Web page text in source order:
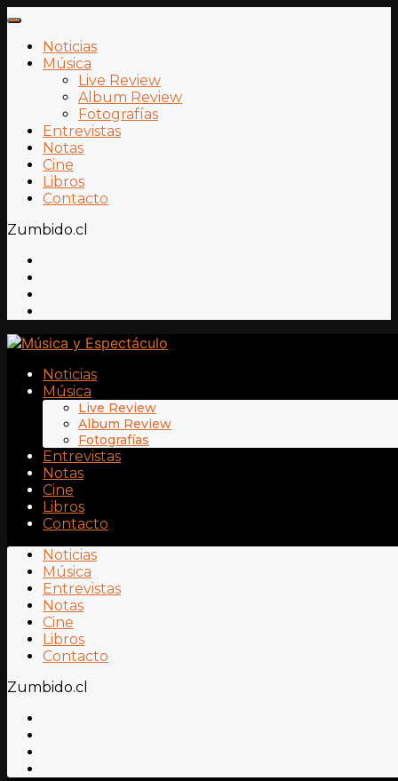
Noticias
Música
Live Review
Album Review
Fotografías
Entrevistas
Notas
Cine
Libros
Contacto
Zumbido.cl
Noticias
Música
Live Review
Album Review
Fotografías
Entrevistas
Notas
Cine
Libros
Contacto
Noticias
Música
Entrevistas
Notas
Cine
Libros
Contacto
Zumbido.cl